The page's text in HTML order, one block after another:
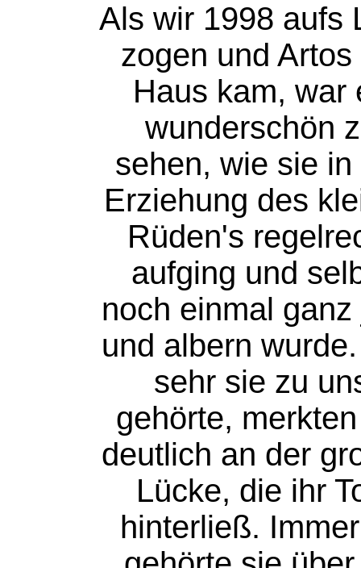
Als wir 1998 aufs
zogen und Artos
Haus kam, war
wunderschön
sehen, wie sie in
Erziehung des
Rüden's
aufging und
noch einmal ganz
und albern
sehr sie zu
gehörte,
deutlich an der
Lücke, die ihr
hinterließ.